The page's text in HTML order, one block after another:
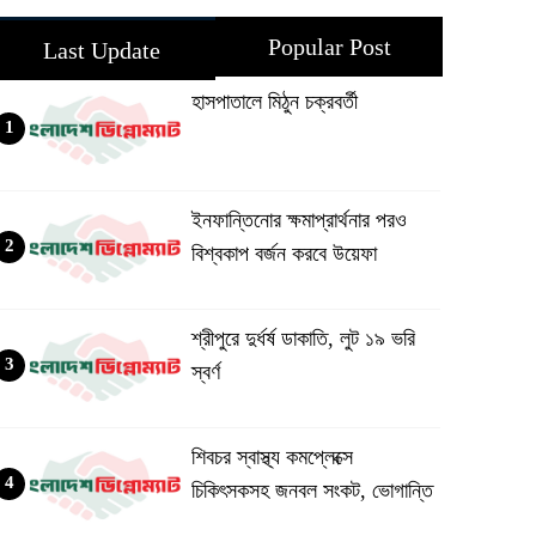
Last Update Popular Post
হাসপাতালে মিঠুন চক্রবর্তী
1
ইনফান্তিনোর ক্ষমাপ্রার্থনার পরও
বিশ্বকাপ বর্জন করবে উয়েফা
2
শ্রীপুরে দুর্ধর্ষ ডাকাতি, লুট ১৯ ভরি
স্বর্ণ
3
শিবচর স্বাস্থ্য কমপ্লেক্সে
চিকিৎসকসহ জনবল সংকট, ভোগান্তি
4